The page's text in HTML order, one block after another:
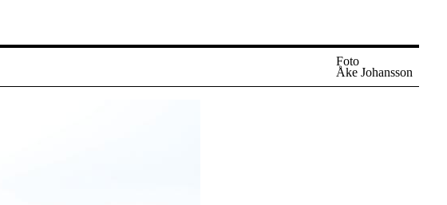
Foto
Åke Johansson